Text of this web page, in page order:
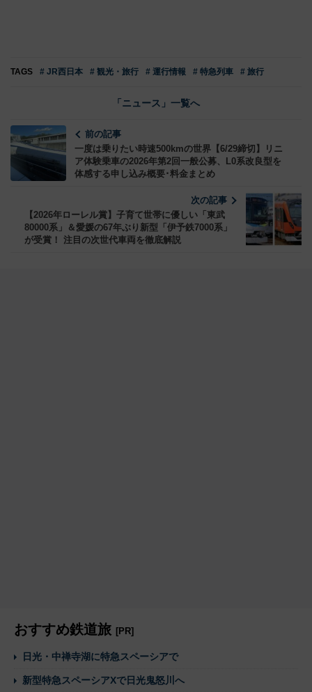
TAGS # JR西日本 # 観光・旅行 # 運行情報 # 特急列車 # 旅行
「ニュース」一覧へ
前の記事
一度は乗りたい時速500kmの世界【6/29締切】リニ
ア体験乗車の2026年第2回一般公募、L0系改良型を
体感する申し込み概要･料金まとめ
次の記事
【2026年ローレル賞】子育て世帯に優しい「東武
80000系」＆愛媛の67年ぶり新型「伊予鉄7000系」
が受賞！ 注目の次世代車両を徹底解説
おすすめ鉄道旅 [PR]
日光・中禅寺湖に特急スペーシアで
新型特急スペーシアXで日光鬼怒川へ